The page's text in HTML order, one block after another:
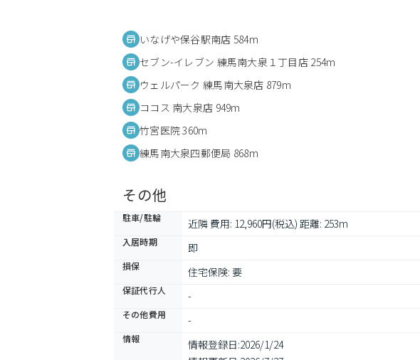
いなげや保谷駅南店 584m
セブン-イレブン 練馬南大泉１丁目店 254m
ウェルパーク 練馬南大泉店 879m
ココス 南大泉店 949m
竹宮医院 360m
練馬南大泉四郵便局 868m
その他
駐車/駐輪 近隣 費用: 12,960円(税込) 距離: 253m
入居時期 即
損保 住宅保険: 要
保証代行人 -
その他費用 -
情報 情報登録日:2026/1/24